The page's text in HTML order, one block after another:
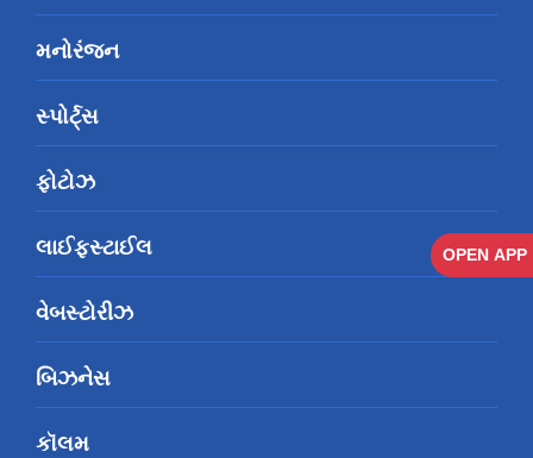
OPEN APP
મનોરંજન
સ્પોર્ટ્સ
ફોટોઝ
લાઈફસ્ટાઈલ
વેબસ્ટોરીઝ
બિઝનેસ
કૉલમ